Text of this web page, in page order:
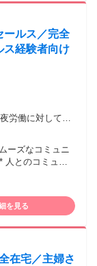
ールス／完全
ス経験者向け
％、法定外休日
人とのコミュニ
ソコンを問題な
を見る
在宅／主婦さ